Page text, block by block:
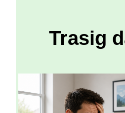
Trasig